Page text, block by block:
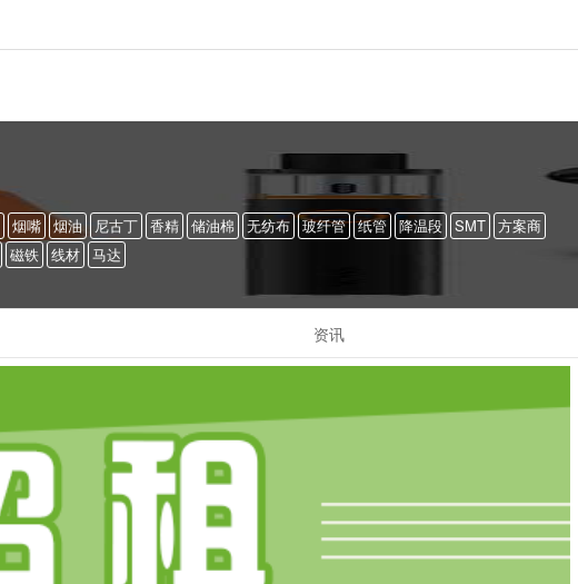
烟嘴 烟油 尼古丁 香精 储油棉 无纺布 玻纤管 纸管 降温段 SMT 方案商
磁铁 线材 马达
资讯